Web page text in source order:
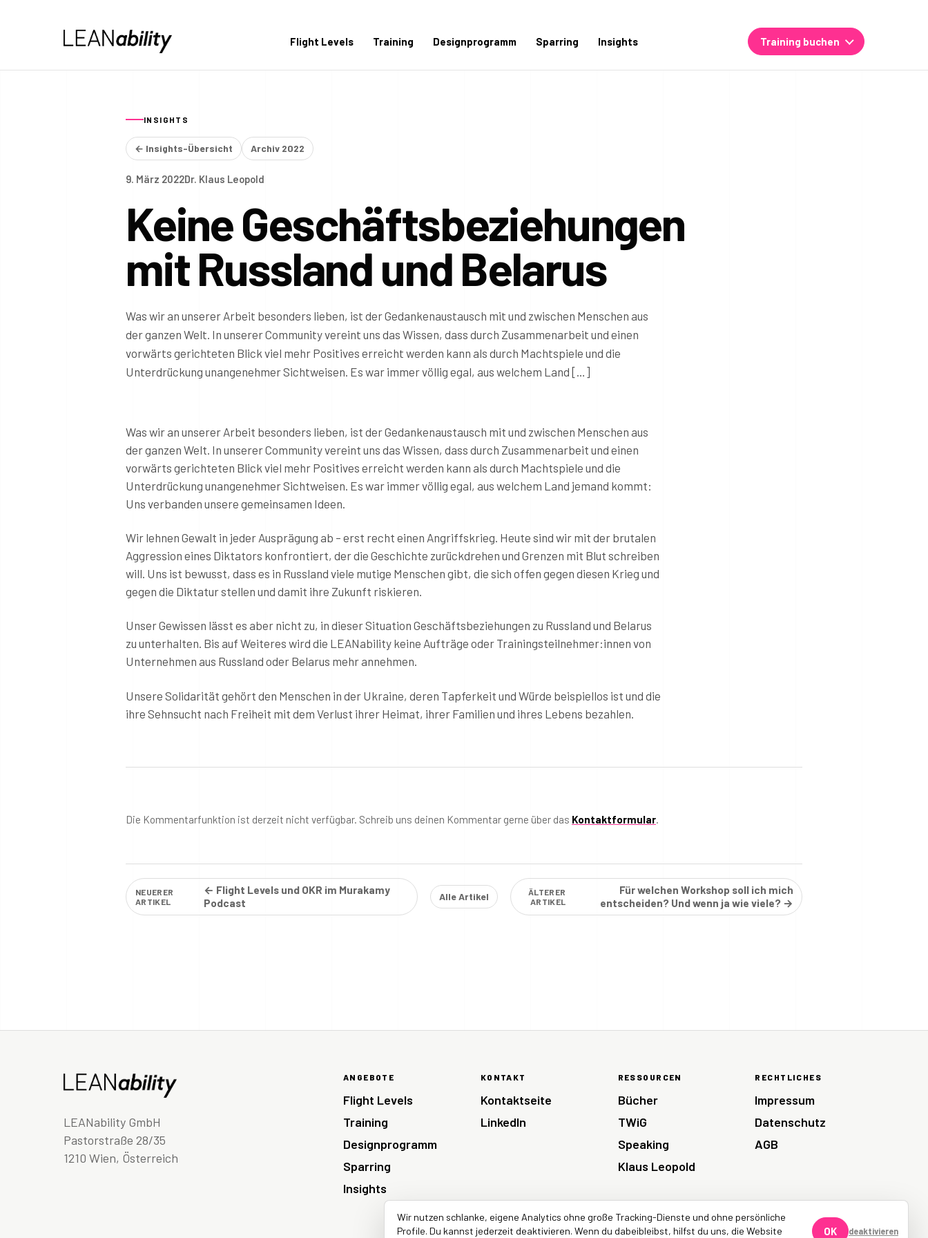
Flight Levels Training Designprogramm Sparring Insights Training buchen
INSIGHTS
← Insights-Übersicht Archiv 2022
9. März 2022Dr. Klaus Leopold
Keine Geschäftsbeziehungen
mit Russland und Belarus
Was wir an unserer Arbeit besonders lieben, ist der Gedankenaustausch mit und zwischen Menschen aus
der ganzen Welt. In unserer Community vereint uns das Wissen, dass durch Zusammenarbeit und einen
vorwärts gerichteten Blick viel mehr Positives erreicht werden kann als durch Machtspiele und die
Unterdrückung unangenehmer Sichtweisen. Es war immer völlig egal, aus welchem Land […]
Was wir an unserer Arbeit besonders lieben, ist der Gedankenaustausch mit und zwischen Menschen aus
der ganzen Welt. In unserer Community vereint uns das Wissen, dass durch Zusammenarbeit und einen
vorwärts gerichteten Blick viel mehr Positives erreicht werden kann als durch Machtspiele und die
Unterdrückung unangenehmer Sichtweisen. Es war immer völlig egal, aus welchem Land jemand kommt:
Uns verbanden unsere gemeinsamen Ideen.
Wir lehnen Gewalt in jeder Ausprägung ab – erst recht einen Angriffskrieg. Heute sind wir mit der brutalen
Aggression eines Diktators konfrontiert, der die Geschichte zurückdrehen und Grenzen mit Blut schreiben
will. Uns ist bewusst, dass es in Russland viele mutige Menschen gibt, die sich offen gegen diesen Krieg und
gegen die Diktatur stellen und damit ihre Zukunft riskieren.
Unser Gewissen lässt es aber nicht zu, in dieser Situation Geschäftsbeziehungen zu Russland und Belarus
zu unterhalten. Bis auf Weiteres wird die LEANability keine Aufträge oder Trainingsteilnehmer:innen von
Unternehmen aus Russland oder Belarus mehr annehmen.
Unsere Solidarität gehört den Menschen in der Ukraine, deren Tapferkeit und Würde beispiellos ist und die
ihre Sehnsucht nach Freiheit mit dem Verlust ihrer Heimat, ihrer Familien und ihres Lebens bezahlen.
Die Kommentarfunktion ist derzeit nicht verfügbar. Schreib uns deinen Kommentar gerne über das Kontaktformular.
NEUERER
ARTIKEL
← Flight Levels und OKR im Murakamy
Podcast
Alle Artikel
ÄLTERER
ARTIKEL
Für welchen Workshop soll ich mich
entscheiden? Und wenn ja wie viele? →
LEANability GmbH
Pastorstraße 28/35
1210 Wien, Österreich
ANGEBOTE
Flight Levels
Training
Designprogramm
Sparring
Insights
KONTAKT
Kontaktseite
LinkedIn
RESSOURCEN
Bücher
TWiG
Speaking
Klaus Leopold
RECHTLICHES
Impressum
Datenschutz
AGB
Wir nutzen schlanke, eigene Analytics ohne große Tracking-Dienste und ohne persönliche
Profile. Du kannst jederzeit deaktivieren. Wenn du dabeibleibst, hilfst du uns, die Website
OK deaktivieren